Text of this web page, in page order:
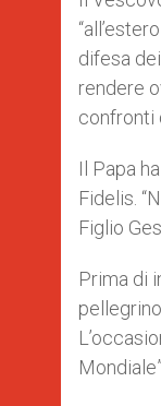
difesa
rendere
confronti
Il Papa
Fidelis.
Figlio
Prima di
Mondiale”.